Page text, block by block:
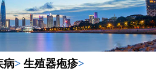
病> 生殖器疱疹>